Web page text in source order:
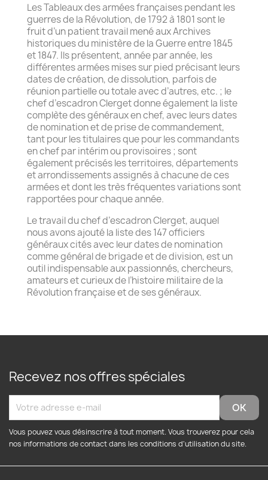
Les Tableaux des armées françaises pendant les
guerres de la Révolution, de 1792 à 1801 sont le
fruit d’un patient travail mené aux Archives
historiques du ministère de la Guerre entre 1845
et 1847. Ils présentent, année par année, les
différentes armées mises sur pied précisant leurs
dates de création, de dissolution, parfois de
réunion partielle ou totale avec d’autres, etc. ; le
chef d’escadron Clerget donne également la liste
complète des généraux en chef, avec leurs dates
de nomination et de prise de commandement,
tant pour les titulaires que pour les commandants
en chef par intérim ou provisoires ; sont
également précisés les territoires, départements
et arrondissements assignés à chacune de ces
armées et dont les très fréquentes variations sont
rapportées pour chaque année.
Le travail du chef d’escadron Clerget, auquel
nous avons ajouté la liste des 147 officiers
généraux cités avec leur dates de nomination
comme général de brigade et de division, est un
outil indispensable aux passionnés, chercheurs,
amateurs et curieux de l’histoire militaire de la
Révolution française et de ses généraux.
Recevez nos offres spéciales
Vous pouvez vous désinscrire à tout moment. Vous trouverez pour cela
nos informations de contact dans les conditions d'utilisation du site.